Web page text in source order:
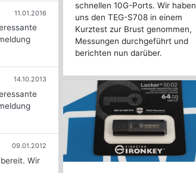
11.01.2016
14.10.2013
09.01.2012
Wir
schnellen 10G-Ports. Wir haben
uns den TEG-S708 in einem
Kurztest zur Brust genommen,
Messungen durchgeführt und
berichten nun darüber.